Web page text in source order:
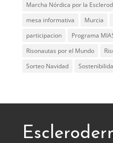
Marcha Nórdica por la
mesa informativa
Murcia
participacion
Programa
Risonautas por el Mundo
Sorteo Navidad